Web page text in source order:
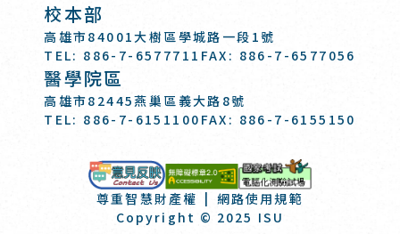
校本部
高雄市84001大樹區學城路一段1號
TEL: 886-7-6577711 FAX: 886-7-6577056
醫學院區
高雄市82445燕巢區義大路8號
TEL: 886-7-6151100 FAX: 886-7-6155150
尊重智慧財產權
網路使用規範
Copyright © 2025 ISU
意見反映 國家考試-電